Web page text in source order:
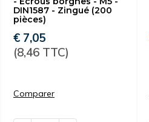
DIN1587 - Zingué (200
pièces)
€ 7,05
(8,46 TTC)
Comparer